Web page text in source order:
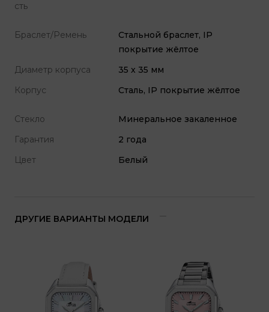
сть
Браслет/Ремень
Стальной браслет, IP
покрытие жёлтое
Диаметр корпуса
35 х 35 мм
Корпус
Сталь, IP покрытие жёлтое
Стекло
Минеральное закаленное
Гарантия
2 года
Цвет
Белый
ДРУГИЕ ВАРИАНТЫ МОДЕЛИ